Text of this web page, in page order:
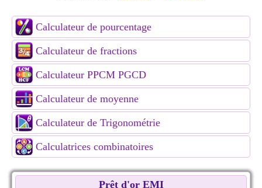
Calculateur de pourcentage
Calculateur de fractions
Calculateur PPCM PGCD
Calculateur de moyenne
Calculateur de Trigonométrie
Calculatrices combinatoires
Prêt d'or EMI